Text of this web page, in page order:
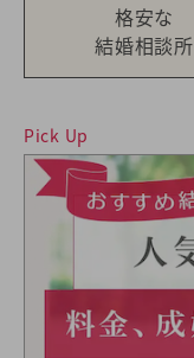
格安な
結婚相談所
Pick Up